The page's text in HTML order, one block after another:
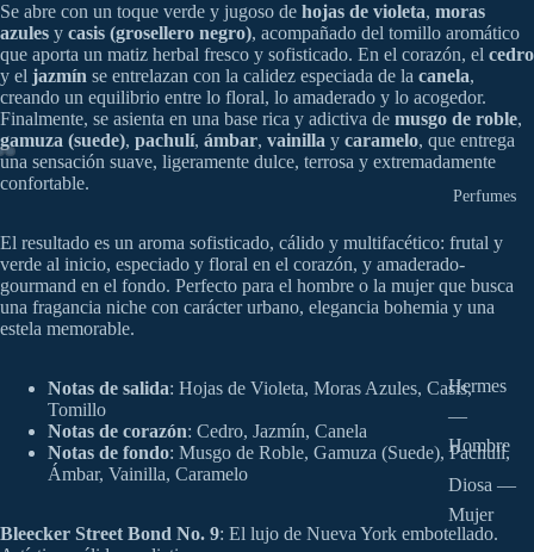
Perfumes
Hermes
—
Hombre
Diosa —
Mujer
Se abre con un toque verde y jugoso de hojas de violeta, moras
azules y casis (grosellero negro), acompañado del tomillo aromático
que aporta un matiz herbal fresco y sofisticado. En el corazón, el cedro
y el jazmín se entrelazan con la calidez especiada de la canela,
creando un equilibrio entre lo floral, lo amaderado y lo acogedor.
Finalmente, se asienta en una base rica y adictiva de musgo de roble,
gamuza (suede), pachulí, ámbar, vainilla y caramelo, que entrega
una sensación suave, ligeramente dulce, terrosa y extremadamente
confortable.
El resultado es un aroma sofisticado, cálido y multifacético: frutal y
verde al inicio, especiado y floral en el corazón, y amaderado-
gourmand en el fondo. Perfecto para el hombre o la mujer que busca
una fragancia niche con carácter urbano, elegancia bohemia y una
estela memorable.
Notas de salida: Hojas de Violeta, Moras Azules, Casis,
Tomillo
Notas de corazón: Cedro, Jazmín, Canela
Notas de fondo: Musgo de Roble, Gamuza (Suede), Pachulí,
Ámbar, Vainilla, Caramelo
Bleecker Street Bond No. 9: El lujo de Nueva York embotellado.